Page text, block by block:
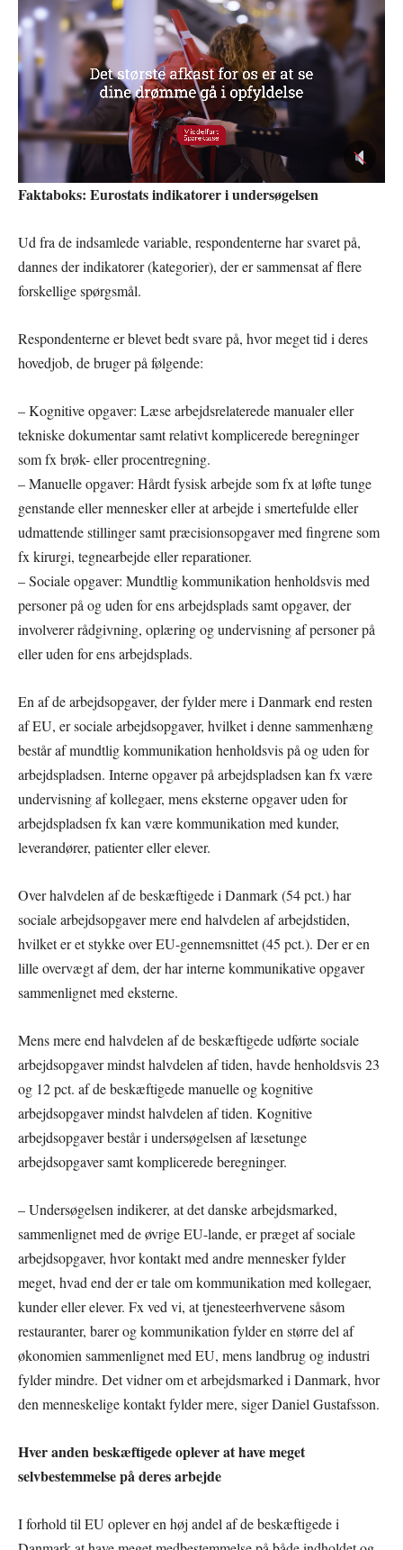
Faktaboks: Eurostats indikatorer i undersøgelsen
Ud fra de indsamlede variable, respondenterne har svaret på,
dannes der indikatorer (kategorier), der er sammensat af flere
forskellige spørgsmål.
Respondenterne er blevet bedt svare på, hvor meget tid i deres
hovedjob, de bruger på følgende:
– Kognitive opgaver: Læse arbejdsrelaterede manualer eller
tekniske dokumentar samt relativt komplicerede beregninger
som fx brøk- eller procentregning.
– Manuelle opgaver: Hårdt fysisk arbejde som fx at løfte tunge
genstande eller mennesker eller at arbejde i smertefulde eller
udmattende stillinger samt præcisionsopgaver med fingrene som
fx kirurgi, tegnearbejde eller reparationer.
– Sociale opgaver: Mundtlig kommunikation henholdsvis med
personer på og uden for ens arbejdsplads samt opgaver, der
involverer rådgivning, oplæring og undervisning af personer på
eller uden for ens arbejdsplads.
En af de arbejdsopgaver, der fylder mere i Danmark end resten
af EU, er sociale arbejdsopgaver, hvilket i denne sammenhæng
består af mundtlig kommunikation henholdsvis på og uden for
arbejdspladsen. Interne opgaver på arbejdspladsen kan fx være
undervisning af kollegaer, mens eksterne opgaver uden for
arbejdspladsen fx kan være kommunikation med kunder,
leverandører, patienter eller elever.
Over halvdelen af de beskæftigede i Danmark (54 pct.) har
sociale arbejdsopgaver mere end halvdelen af arbejdstiden,
hvilket er et stykke over EU-gennemsnittet (45 pct.). Der er en
lille overvægt af dem, der har interne kommunikative opgaver
sammenlignet med eksterne.
Mens mere end halvdelen af de beskæftigede udførte sociale
arbejdsopgaver mindst halvdelen af tiden, havde henholdsvis 23
og 12 pct. af de beskæftigede manuelle og kognitive
arbejdsopgaver mindst halvdelen af tiden. Kognitive
arbejdsopgaver består i undersøgelsen af læsetunge
arbejdsopgaver samt komplicerede beregninger.
– Undersøgelsen indikerer, at det danske arbejdsmarked,
sammenlignet med de øvrige EU-lande, er præget af sociale
arbejdsopgaver, hvor kontakt med andre mennesker fylder
meget, hvad end der er tale om kommunikation med kollegaer,
kunder eller elever. Fx ved vi, at tjenesteerhvervene såsom
restauranter, barer og kommunikation fylder en større del af
økonomien sammenlignet med EU, mens landbrug og industri
fylder mindre. Det vidner om et arbejdsmarked i Danmark, hvor
den menneskelige kontakt fylder mere, siger Daniel Gustafsson.
Hver anden beskæftigede oplever at have meget
selvbestemmelse på deres arbejde
I forhold til EU oplever en høj andel af de beskæftigede i